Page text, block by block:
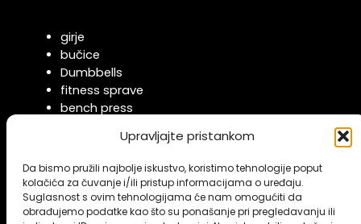
Upravljajte pristankom
Da bismo pružili najbolje iskustvo, koristimo tehnologije poput
kolačića za čuvanje i/ili pristup informacijama o uređaju.
Suglasnost s ovim tehnologijama će nam omogućiti da
obrađujemo podatke kao što su ponašanje pri pregledavanju ili
girje
bučice
Dumbbells
fitness sprave
bench press
KARDIO